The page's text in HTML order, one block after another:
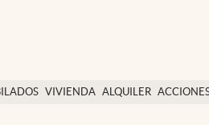
VIVIENDA ALQUILER